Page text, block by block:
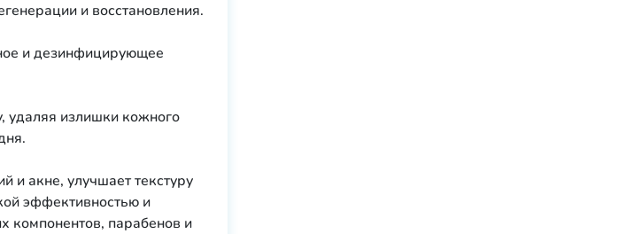
и восстановления.
и дезинфицирующее
удаляя излишки кожного
и акне, улучшает текстуру
эффективностью и
компонентов, парабенов и